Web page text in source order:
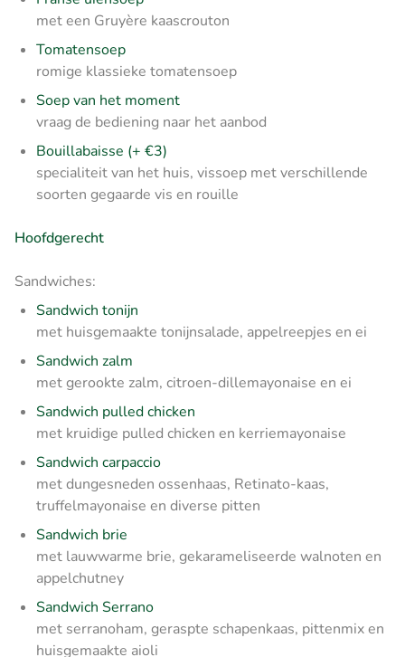
met een Gruyère kaascrouton
Tomatensoep
romige klassieke tomatensoep
Soep van het moment
vraag de bediening naar het aanbod
Bouillabaisse (+ €3)
specialiteit van het huis, vissoep met verschillende
soorten gegaarde vis en rouille
Hoofdgerecht
Sandwiches:
Sandwich tonijn
met huisgemaakte tonijnsalade, appelreepjes en ei
Sandwich zalm
met gerookte zalm, citroen-dillemayonaise en ei
Sandwich pulled chicken
met kruidige pulled chicken en kerriemayonaise
Sandwich carpaccio
met dungesneden ossenhaas, Retinato-kaas,
truffelmayonaise en diverse pitten
Sandwich brie
met lauwwarme brie, gekarameliseerde walnoten en
appelchutney
Sandwich Serrano
met serranoham, geraspte schapenkaas, pittenmix en
huisgemaakte aioli